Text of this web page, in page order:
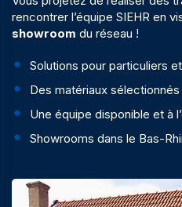
rencontrer l’équipe SIEHR en
showroom du réseau !
Solutions pour particuliers
Des matériaux
Une équipe disponible et à
Showrooms dans le Bas-